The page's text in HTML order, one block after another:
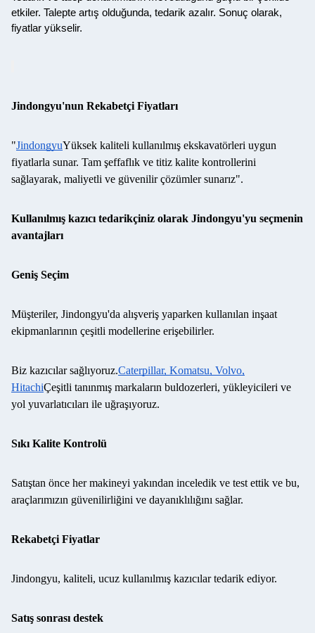
etkiler. Talepte artış olduğunda, tedarik azalır. Sonuç olarak,
fiyatlar yükselir.
Jindongyu'nun Rekabetçi Fiyatları
"JindongyuYüksek kaliteli kullanılmış ekskavatörleri uygun
fiyatlarla sunar. Tam şeffaflık ve titiz kalite kontrollerini
sağlayarak, maliyetli ve güvenilir çözümler sunarız".
Kullanılmış kazıcı tedarikçiniz olarak Jindongyu'yu seçmenin
avantajları
Geniş Seçim
Müşteriler, Jindongyu'da alışveriş yaparken kullanılan inşaat
ekipmanlarının çeşitli modellerine erişebilirler.
Biz kazıcılar sağlıyoruz.Caterpillar, Komatsu, Volvo,
HitachiÇeşitli tanınmış markaların buldozerleri, yükleyicileri ve
yol yuvarlatıcıları ile uğraşıyoruz.
Sıkı Kalite Kontrolü
Satıştan önce her makineyi yakından inceledik ve test ettik ve bu,
araçlarımızın güvenilirliğini ve dayanıklılığını sağlar.
Rekabetçi Fiyatlar
Jindongyu, kaliteli, ucuz kullanılmış kazıcılar tedarik ediyor.
Satış sonrası destek